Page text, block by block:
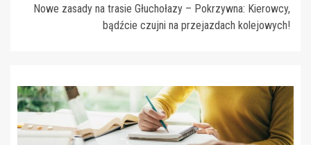
Nowe zasady na trasie Głuchołazy – Pokrzywna: Kierowcy,
bądźcie czujni na przejazdach kolejowych!